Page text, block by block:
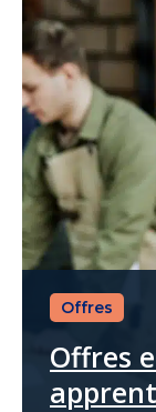
Offres
Offres